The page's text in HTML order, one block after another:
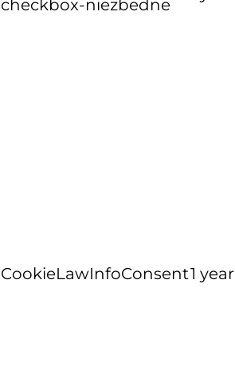
checkbox-niezbedne
CookieLawInfoConsent1 year